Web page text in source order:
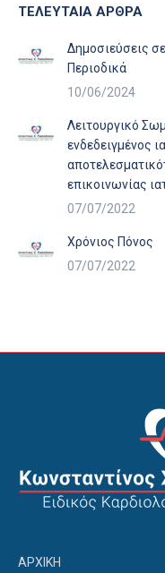
ΤΕΛΕΥΤΑΙΑ ΑΡΘΡΑ
Δημοσιεύσεις
Περιοδικά
10/06/2024
Λειτουργικό
ενδεδειγμένος
επικοινωνίας
07/07/2022
Χρόνιος Πόνος
07/07/2022
ΑΡΧΙΚΗ